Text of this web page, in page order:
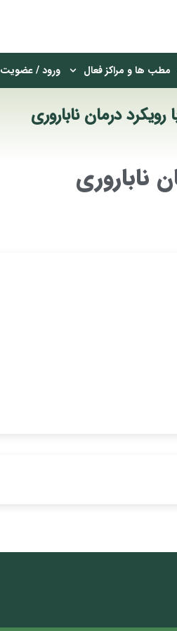
مطب ها و مراکز فعال ورود / عضویت
درمان ناباروری
ناباروری